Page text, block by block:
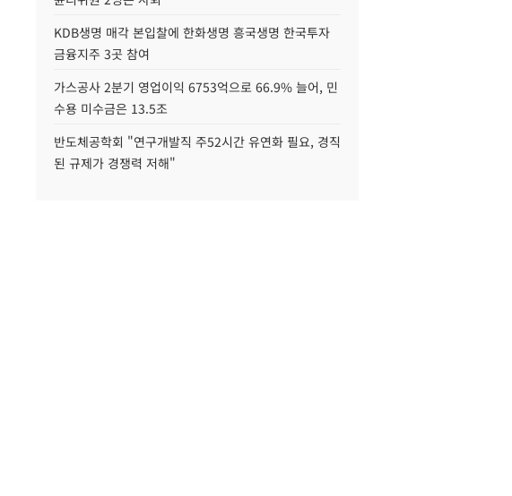
KDB생명 매각 본입찰에 한화생명 흥국생명 한국투자
금융지주 3곳 참여
가스공사 2분기 영업이익 6753억으로 66.9% 늘어, 민
수용 미수금은 13.5조
반도체공학회 "연구개발직 주52시간 유연화 필요, 경직
된 규제가 경쟁력 저해"